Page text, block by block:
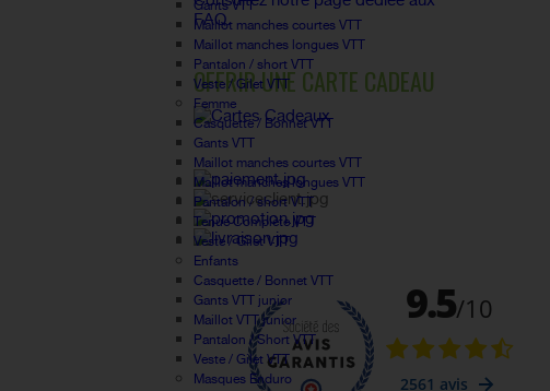
Gants VTT
Maillot manches courtes VTT
Maillot manches longues VTT
Pantalon / short VTT
Veste / Gilet VTT
Femme
Casquette / Bonnet VTT
Gants VTT
Maillot manches courtes VTT
Maillot manches longues VTT
Pantalon / short VTT
Tenue Complète VTT
Veste / Gilet VTT
Enfants
Casquette / Bonnet VTT
Gants VTT junior
Maillot VTT junior
Pantalon / Short VTT
Veste / Gilet VTT
Masques Enduro
FAQ.
OFFRIR UNE CARTE CADEAU